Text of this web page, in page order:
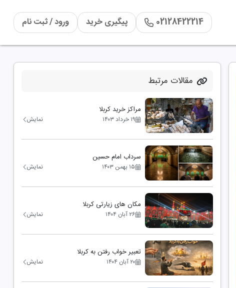
02128422214 پیگیری خرید ورود / ثبت نام
مقالات مرتبط
مراکز خرید کربلا
۱۹ خرداد ۱۴۰۳ نمایش
سرداب امام حسین
۱۵ بهمن ۱۴۰۳ نمایش
مکان های زیارتی کربلا
۲۶ آبان ۱۴۰۴ نمایش
تعبیر خواب رفتن به کربلا
۲۰ آبان ۱۴۰۴ نمایش